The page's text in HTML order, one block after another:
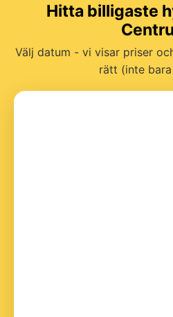
Hitta billigaste
Välj datum - vi visar priser
rätt (inte